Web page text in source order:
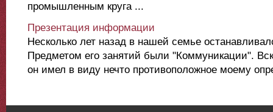
промышленным круга ...
Презентация информации
Несколько лет назад в нашей семье
Предметом его занятий были "Коммуникации".
он имел в виду нечто противоположное моему